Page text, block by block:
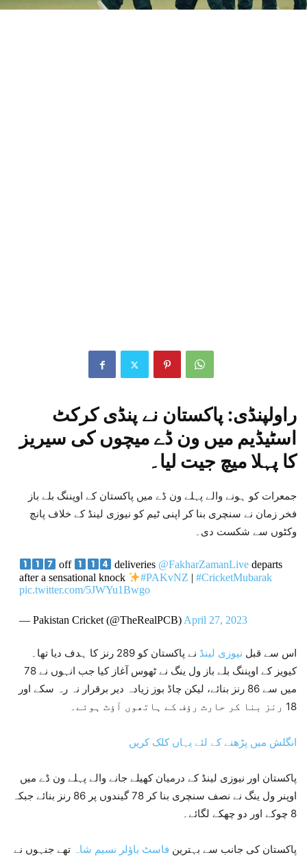
راولپنڈی: پاکستان نے پنڈی کرکٹ
اسٹیڈیم میں ون ڈے میچوں کی سیریز
کا پہلا میچ جیت لیا۔
جمعرات کو ہونے والے پہلے ون ڈے میں پاکستان کے اوپننگ بلے باز
فخر زمان نے سنچری بنا کر اپنی ٹیم کو نیوزی لینڈ کے خلاف پانچ
وکٹوں سے شکست دی۔
off deliveries @FakharZamanLivedeparts
after a sensational knock
#PAKvNZ | #CricketMubarak
pic.twitter.com/5JWYu1Bwgo
— Pakistan Cricket (@TheRealPCB) April 27, 2023
اس سے قبل نیوزی لینڈ
نے پاکستان کو 289 رنز کا ہدف دیا تھا۔
کیویز کے اوپننگ بلے باز ول ینگ نے ٹھوس آغاز کیا جب انہوں نے 78
میں سے 86 رنز بنائے، لیکن چاڈ بوز زیادہ دیر برقرار نہ رہ سکے اور
18 رنز بنا کر حارث رؤف کے ہاتھوں آؤٹ ہوئے۔
انگلش میں پڑھنے کے لئے یہاں کلک کریں
پاکستان اور نیوزی لینڈ کے درمیان کھیلے جانے والے پہلے ون ڈے میں
اوپنر ول ینگ نے نصف سنچری بنا کر 78 گیندوں پر 86 رنز بنائے جبکہ
8 چوکے اور دو چھکے لگائے۔
پاکستان کی جانب سے بہترین فاسٹ باؤلر نسیم شاہ تھے جنہوں نے